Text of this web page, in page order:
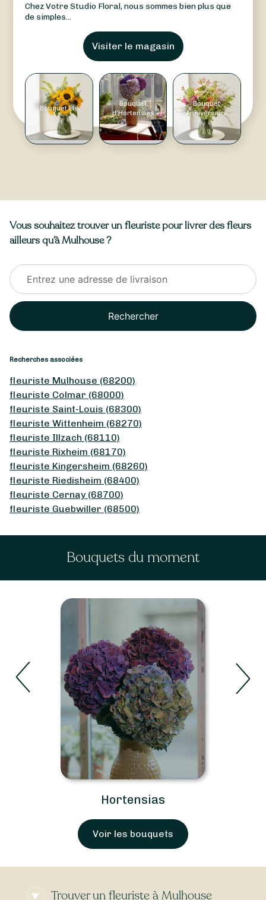
Chez Votre Studio Floral, nous sommes bien plus que
de simples...
Visiter le magasin
Bouquet Été
Bouquet
d'Hortensias
Bouquet
Anniversaire
Vous souhaitez trouver un fleuriste pour livrer des fleurs
ailleurs qu’à Mulhouse ?
Rechercher
Recherches associées
fleuriste Mulhouse (68200)
fleuriste Colmar (68000)
fleuriste Saint-Louis (68300)
fleuriste Wittenheim (68270)
fleuriste Illzach (68110)
fleuriste Rixheim (68170)
fleuriste Kingersheim (68260)
fleuriste Riedisheim (68400)
fleuriste Cernay (68700)
fleuriste Guebwiller (68500)
Bouquets du moment
Hortensias
Voir les bouquets
Trouver un fleuriste à Mulhouse